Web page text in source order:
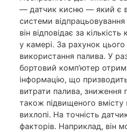
— датчик кисню — який є
системи
він відповідає за
у камері. За рахунок
використання палива. У
бортовий комп’ютер
інформацію, що
витрати палива, зниження
також підвищеного
вихлопі. На точність
факторів. Наприклад, він